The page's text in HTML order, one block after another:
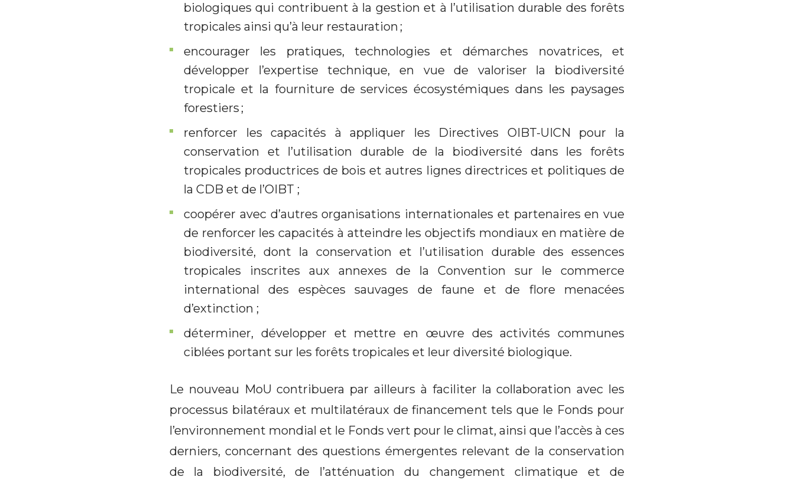
biologiques qui contribuent à la gestion et à l’utilisation durable des forêts
tropicales ainsi qu’à leur restauration ;
encourager les pratiques, technologies et démarches novatrices, et
développer l’expertise technique, en vue de valoriser la biodiversité
tropicale et la fourniture de services écosystémiques dans les paysages
forestiers ;
renforcer les capacités à appliquer les Directives OIBT-UICN pour la
conservation et l’utilisation durable de la biodiversité dans les forêts
tropicales productrices de bois et autres lignes directrices et politiques de
la CDB et de l’OIBT ;
coopérer avec d’autres organisations internationales et partenaires en vue
de renforcer les capacités à atteindre les objectifs mondiaux en matière de
biodiversité, dont la conservation et l’utilisation durable des essences
tropicales inscrites aux annexes de la Convention sur le commerce
international des espèces sauvages de faune et de flore menacées
d’extinction ;
déterminer, développer et mettre en œuvre des activités communes
ciblées portant sur les forêts tropicales et leur diversité biologique.
Le nouveau MoU contribuera par ailleurs à faciliter la collaboration avec les
processus bilatéraux et multilatéraux de financement tels que le Fonds pour
l’environnement mondial et le Fonds vert pour le climat, ainsi que l’accès à ces
derniers, concernant des questions émergentes relevant de la conservation
de la biodiversité, de l’atténuation du changement climatique et de